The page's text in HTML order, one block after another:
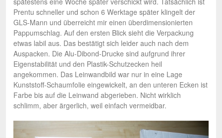
Prentu schneller und schon 6 Werktage später klingelt der
GLS-Mann und überreicht mir einen überdimensionierten
Pappumschlag. Auf den ersten Blick sieht die Verpackung
etwas labil aus. Das bestätigt sich leider auch nach dem
Auspacken. Die Alu-Dibond-Drucke sind aufgrund ihrer
Eigenstabilität und den Plastik-Schutzecken heil
angekommen. Das Leinwandbild war nur in eine Lage
Kunststoff-Schaumfolie eingewickelt, an den unteren Ecken ist
Farbe bis auf die Leinwand abgerieben. Nicht wirklich
schlimm, aber ärgerlich, weil einfach vermeidbar.